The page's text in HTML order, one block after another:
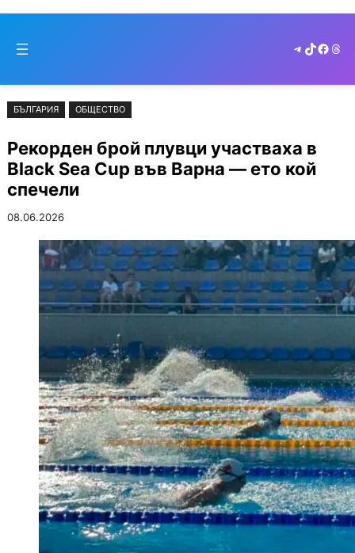
съдържанието
to
Telegram
TikTok
БЪЛГАРИЯ ОБЩЕСТВО
Рекорден брой плувци участваха в
Black Sea Cup във Варна — ето кой
спечели
08.06.2026